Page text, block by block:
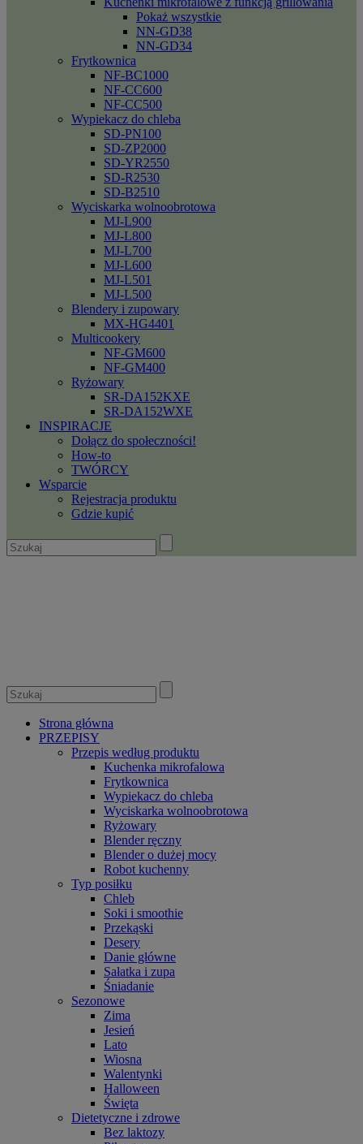
Pokaż wszystkie
NN-GD38
NN-GD34
Frytkownica
NF-BC1000
NF-CC600
NF-CC500
Wypiekacz do chleba
SD-PN100
SD-ZP2000
SD-YR2550
SD-R2530
SD-B2510
Wyciskarka wolnoobrotowa
MJ-L900
MJ-L800
MJ-L700
MJ-L600
MJ-L501
MJ-L500
Blendery i zupowary
MX-HG4401
Multicookery
NF-GM600
NF-GM400
Ryżowary
SR-DA152KXE
SR-DA152WXE
INSPIRACJE
Dołącz do społeczności!
How-to
TWÓRCY
Wsparcie
Rejestracja produktu
Gdzie kupić
Strona główna
PRZEPISY
Przepis według produktu
Kuchenka mikrofalowa
Frytkownica
Wypiekacz do chleba
Wyciskarka wolnoobrotowa
Ryżowary
Blender ręczny
Blender o dużej mocy
Robot kuchenny
Typ posiłku
Chleb
Soki i smoothie
Przekąski
Desery
Danie główne
Sałatka i zupa
Śniadanie
Sezonowe
Zima
Jesień
Lato
Wiosna
Walentynki
Halloween
Święta
Dietetyczne i zdrowe
Bez laktozy